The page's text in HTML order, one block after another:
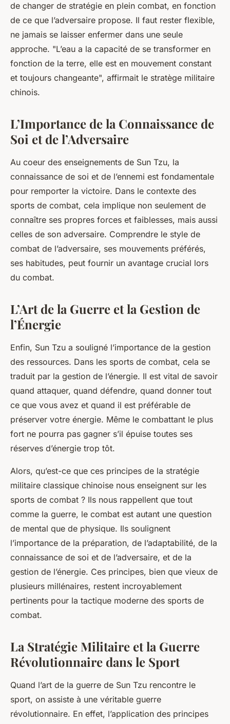
de changer de stratégie en plein combat, en fonction
de ce que l’adversaire propose. Il faut rester flexible,
ne jamais se laisser enfermer dans une seule
approche. "L’eau a la capacité de se transformer en
fonction de la terre, elle est en mouvement constant
et toujours changeante", affirmait le stratège militaire
chinois.
L’Importance de la Connaissance de
Soi et de l’Adversaire
Au coeur des enseignements de Sun Tzu, la
connaissance de soi et de l’ennemi est fondamentale
pour remporter la victoire. Dans le contexte des
sports de combat, cela implique non seulement de
connaître ses propres forces et faiblesses, mais aussi
celles de son adversaire. Comprendre le style de
combat de l’adversaire, ses mouvements préférés,
ses habitudes, peut fournir un avantage crucial lors
du combat.
L’Art de la Guerre et la Gestion de
l’Énergie
Enfin, Sun Tzu a souligné l’importance de la gestion
des ressources. Dans les sports de combat, cela se
traduit par la gestion de l’énergie. Il est vital de savoir
quand attaquer, quand défendre, quand donner tout
ce que vous avez et quand il est préférable de
préserver votre énergie. Même le combattant le plus
fort ne pourra pas gagner s’il épuise toutes ses
réserves d’énergie trop tôt.
Alors, qu’est-ce que ces principes de la stratégie
militaire classique chinoise nous enseignent sur les
sports de combat ? Ils nous rappellent que tout
comme la guerre, le combat est autant une question
de mental que de physique. Ils soulignent
l’importance de la préparation, de l’adaptabilité, de la
connaissance de soi et de l’adversaire, et de la
gestion de l’énergie. Ces principes, bien que vieux de
plusieurs millénaires, restent incroyablement
pertinents pour la tactique moderne des sports de
combat.
La Stratégie Militaire et la Guerre
Révolutionnaire dans le Sport
Quand l’art de la guerre de Sun Tzu rencontre le
sport, on assiste à une véritable guerre
révolutionnaire. En effet, l’application des principes